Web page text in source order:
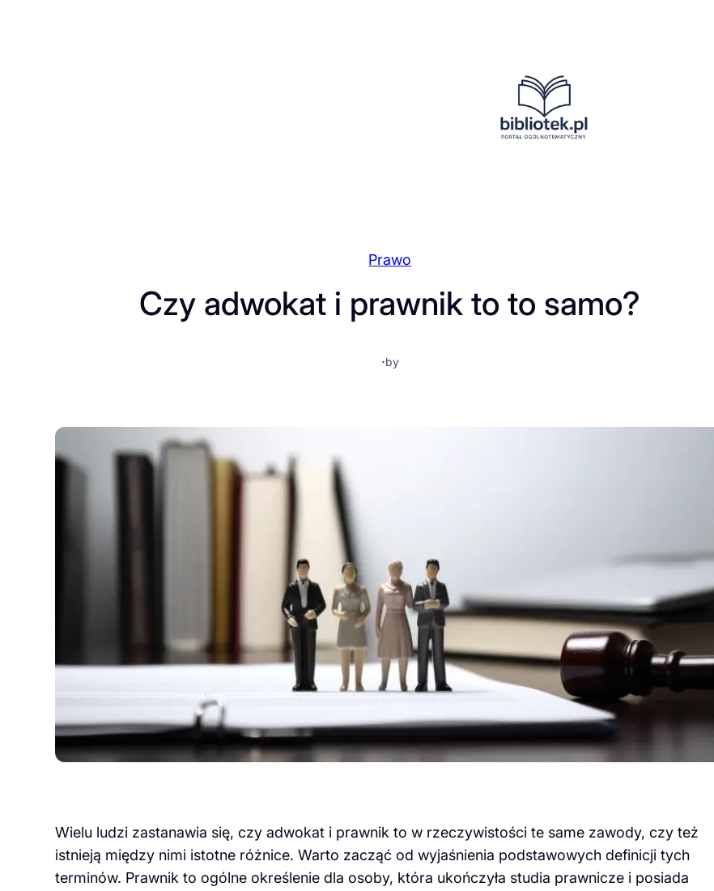
Prawo
Czy adwokat i prawnik to to samo?
·by
Wielu ludzi zastanawia się, czy adwokat i prawnik to w rzeczywistości te same zawody, czy też
istnieją między nimi istotne różnice. Warto zacząć od wyjaśnienia podstawowych definicji tych
terminów. Prawnik to ogólne określenie dla osoby, która ukończyła studia prawnicze i posiada